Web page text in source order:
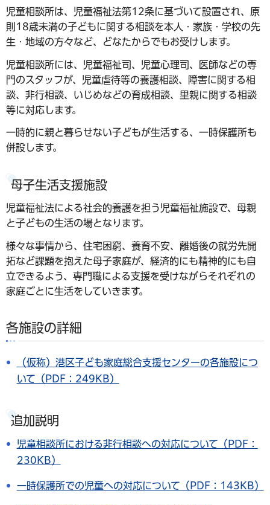
児童相談所は、児童福祉法第12条に基づいて設置され、原
則18歳未満の子どもに関する相談を本人・家族・学校の先
生・地域の方々など、どなたからでもお受けします。
児童相談所には、児童福祉司、児童心理司、医師などの専
門のスタッフが、児童虐待等の養護相談、障害に関する相
談、非行相談、いじめなどの育成相談、里親に関する相談
等に対応します。
一時的に親と暮らせない子どもが生活する、一時保護所も
併設します。
母子生活支援施設
児童福祉法による社会的養護を担う児童福祉施設で、母親
と子どもの生活の場となります。
様々な事情から、住宅困窮、養育不安、離婚後の就労先開
拓など課題を抱えた母子家庭が、経済的にも精神的にも自
立できるよう、専門職による支援を受けながらそれぞれの
家庭ごとに生活をしていきます。
各施設の詳細
（仮称）港区子ども家庭総合支援センターの各施設につ
いて（PDF：249KB）
追加説明
児童相談所における非行相談への対応について（PDF：
230KB）
一時保護所での児童への対応について（PDF：143KB）